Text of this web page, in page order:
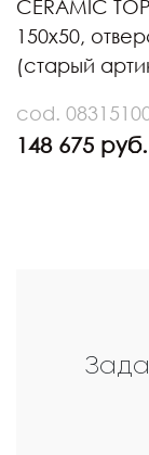
CERAMIC
150х50,
(старый
cod.
148 675 руб.